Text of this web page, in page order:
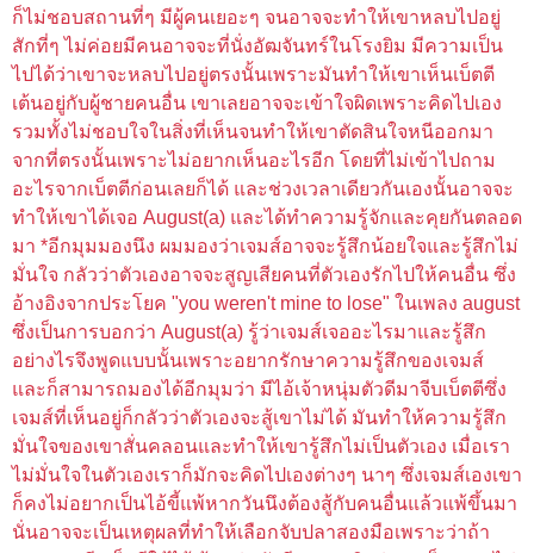
ก็ไม่ชอบสถานที่ๆ มีผู้คนเยอะๆ จนอาจจะทำให้เขาหลบไปอยู่
สักที่ๆ ไม่ค่อยมีคนอาจจะที่นั่งอัฒจันทร์ในโรงยิม มีความเป็น
ไปได้ว่าเขาจะหลบไปอยู่ตรงนั้นเพราะมันทำให้เขาเห็นเบ็ตตี
เต้นอยู่กับผู้ชายคนอื่น เขาเลยอาจจะเข้าใจผิดเพราะคิดไปเอง
รวมทั้งไม่ชอบใจในสิ่งที่เห็นจนทำให้เขาตัดสินใจหนีออกมา
จากที่ตรงนั้นเพราะไม่อยากเห็นอะไรอีก โดยที่ไม่เข้าไปถาม
อะไรจากเบ็ตตีก่อนเลยก็ได้ และช่วงเวลาเดียวกันเองนั้นอาจจะ
ทำให้เขาได้เจอ August(a) และได้ทำความรู้จักและคุยกันตลอด
มา *อีกมุมมองนึง ผมมองว่าเจมส์อาจจะรู้สึกน้อยใจและรู้สึกไม่
มั่นใจ กลัวว่าตัวเองอาจจะสูญเสียคนที่ตัวเองรักไปให้คนอื่น ซึ่ง
อ้างอิงจากประโยค "you weren't mine to lose" ในเพลง august
ซึ่งเป็นการบอกว่า August(a) รู้ว่าเจมส์เจออะไรมาและรู้สึก
อย่างไรจึงพูดแบบนั้นเพราะอยากรักษาความรู้สึกของเจมส์
และก็สามารถมองได้อีกมุมว่า มีไอ้เจ้าหนุ่มตัวดีมาจีบเบ็ตตีซึ่ง
เจมส์ที่เห็นอยู่ก็กลัวว่าตัวเองจะสู้เขาไม่ได้ มันทำให้ความรู้สึก
มั่นใจของเขาสั่นคลอนและทำให้เขารู้สึกไม่เป็นตัวเอง เมื่อเรา
ไม่มั่นใจในตัวเองเราก็มักจะคิดไปเองต่างๆ นาๆ ซึ่งเจมส์เองเขา
ก็คงไม่อยากเป็นไอ้ขี้แพ้หากวันนึงต้องสู้กับคนอื่นแล้วแพ้ขึ้นมา
นั่นอาจจะเป็นเหตุผลที่ทำให้เลือกจับปลาสองมือเพราะว่าถ้า